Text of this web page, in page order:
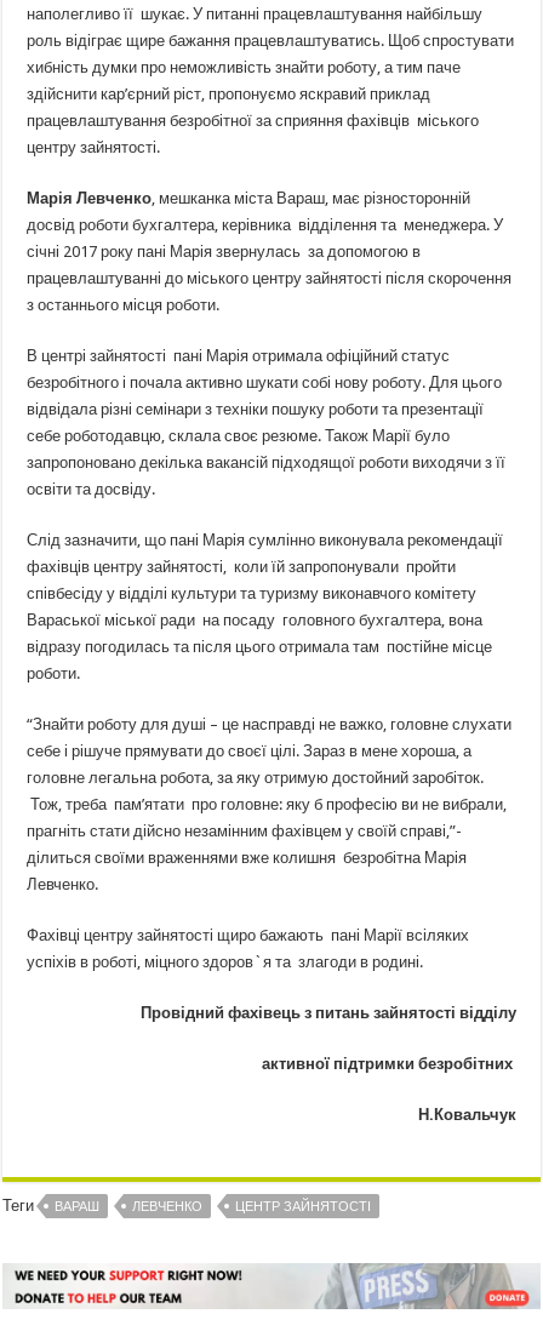
наполегливо її шукає. У питанні працевлаштування найбільшу
роль відіграє щире бажання працевлаштуватись. Щоб спростувати
хибність думки про неможливість знайти роботу, а тим паче
здійснити кар’єрний ріст, пропонуємо яскравий приклад
працевлаштування безробітної за сприяння фахівців міського
центру зайнятості.
Марія Левченко , мешканка міста Вараш, має різносторонній
досвід роботи бухгалтера, керівника відділення та менеджера. У
січні 2017 року пані Марія звернулась за допомогою в
працевлаштуванні до міського центру зайнятості після скорочення
з останнього місця роботи.
В центрі зайнятості пані Марія отримала офіційний статус
безробітного і почала активно шукати собі нову роботу. Для цього
відвідала різні семінари з техніки пошуку роботи та презентації
себе роботодавцю, склала своє резюме. Також Марії було
запропоновано декілька вакансій підходящої роботи виходячи з її
освіти та досвіду.
Слід зазначити, що пані Марія сумлінно виконувала рекомендації
фахівців центру зайнятості, коли їй запропонували пройти
співбесіду у відділі культури та туризму виконавчого комітету
Вараської міської ради на посаду головного бухгалтера, вона
відразу погодилась та після цього отримала там постійне місце
роботи.
“Знайти роботу для душі – це насправді не важко, головне слухати
себе і рішуче прямувати до своєї цілі. Зараз в мене хороша, а
головне легальна робота, за яку отримую достойний заробіток.
Тож, треба пам’ятати про головне: яку б професію ви не вибрали,
прагніть стати дійсно незамінним фахівцем у своїй справі,”-
ділиться своїми враженнями вже колишня безробітна Марія
Левченко.
Фахівці центру зайнятості щиро бажають пані Марії всіляких
успіхів в роботі, міцного здоров`я та злагоди в родині.
Провідний фахівець з питань зайнятості відділу
активної підтримки безробітних
Н.Ковальчук
Теги ВАРАШ ЛЕВЧЕНКО ЦЕНТР ЗАЙНЯТОСТІ